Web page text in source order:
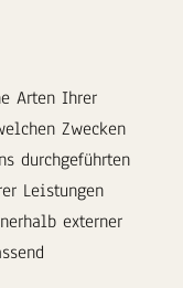
Arten Ihrer
Zwecken
durchgeführten
Leistungen
externer